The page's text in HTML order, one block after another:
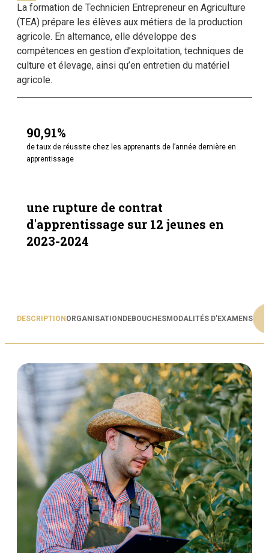
La formation de Technicien Entrepreneur en Agriculture
(TEA) prépare les élèves aux métiers de la production
agricole. En alternance, elle développe des
compétences en gestion d’exploitation, techniques de
culture et élevage, ainsi qu’en entretien du matériel
agricole.
90,91%
de taux de réussite chez les apprenants de l’année dernière en
apprentissage
une rupture de contrat
d'apprentissage sur 12 jeunes en
2023-2024
DESCRIPTION ORGANISATION DEBOUCHESMODALITÉS D’EXAMENS